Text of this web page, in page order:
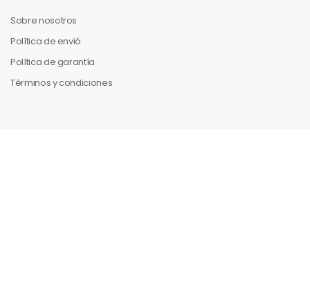
Sobre nosotros
Política de envió
Política de garantía
Términos y condiciones